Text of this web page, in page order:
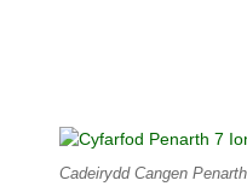
Cadeirydd Cangen